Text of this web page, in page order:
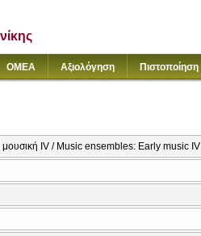
ΟΜΕΑ Αξιολόγηση Πιστοποίηση
IV / Music ensembles: Early music IV